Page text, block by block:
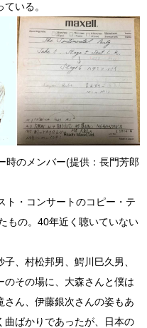
いる。
時のメンバー(提供：長門芳郎
ト・コンサートのコピー・テ
もの。40年近く聴いていない
、村松邦男、鰐川巳久男、
のその場に、大森さんと僕は
ん、伊藤銀次さんの姿もあ
曲ばかりであったが、日本の